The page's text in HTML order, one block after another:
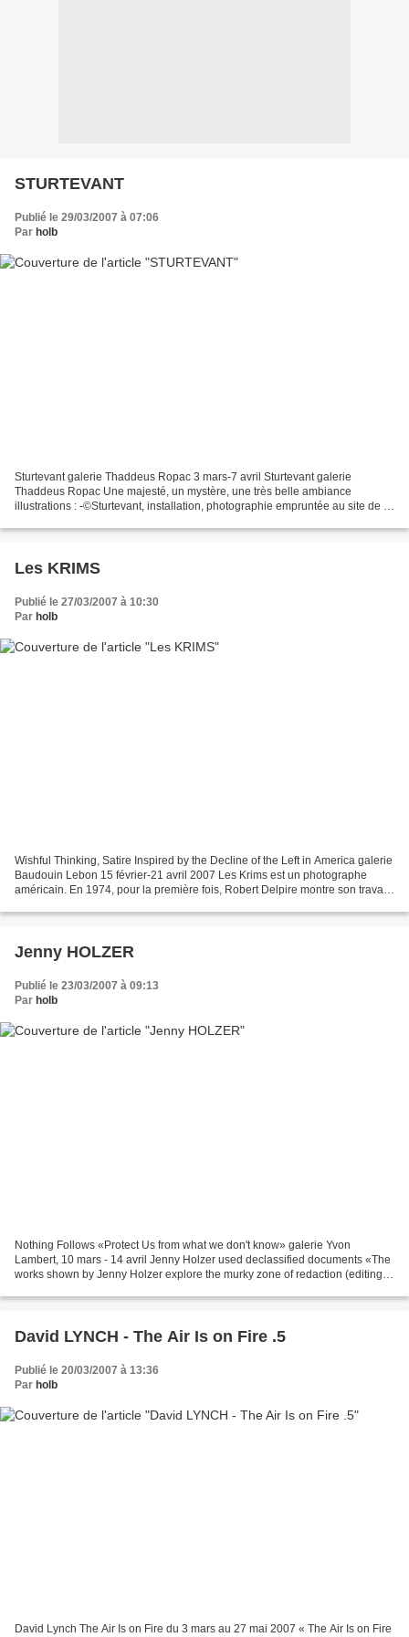
STURTEVANT
Publié le 29/03/2007 à 07:06
Par holb
Sturtevant galerie Thaddeus Ropac 3 mars-7 avril Sturtevant galerie
Thaddeus Ropac Une majesté, un mystère, une très belle ambiance
illustrations : -©Sturtevant, installation, photographie empruntée au site de la
Les KRIMS
Publié le 27/03/2007 à 10:30
Par holb
Wishful Thinking, Satire Inspired by the Decline of the Left in America galerie
Baudouin Lebon 15 février-21 avril 2007 Les Krims est un photographe
américain. En 1974, pour la première fois, Robert Delpire montre son travail
Jenny HOLZER
Publié le 23/03/2007 à 09:13
Par holb
Nothing Follows «Protect Us from what we don't know» galerie Yvon
Lambert, 10 mars - 14 avril Jenny Holzer used declassified documents «The
works shown by Jenny Holzer explore the murky zone of redaction (editing)
David LYNCH - The Air Is on Fire .5
Publié le 20/03/2007 à 13:36
Par holb
David Lynch The Air Is on Fire du 3 mars au 27 mai 2007 « The Air Is on Fire